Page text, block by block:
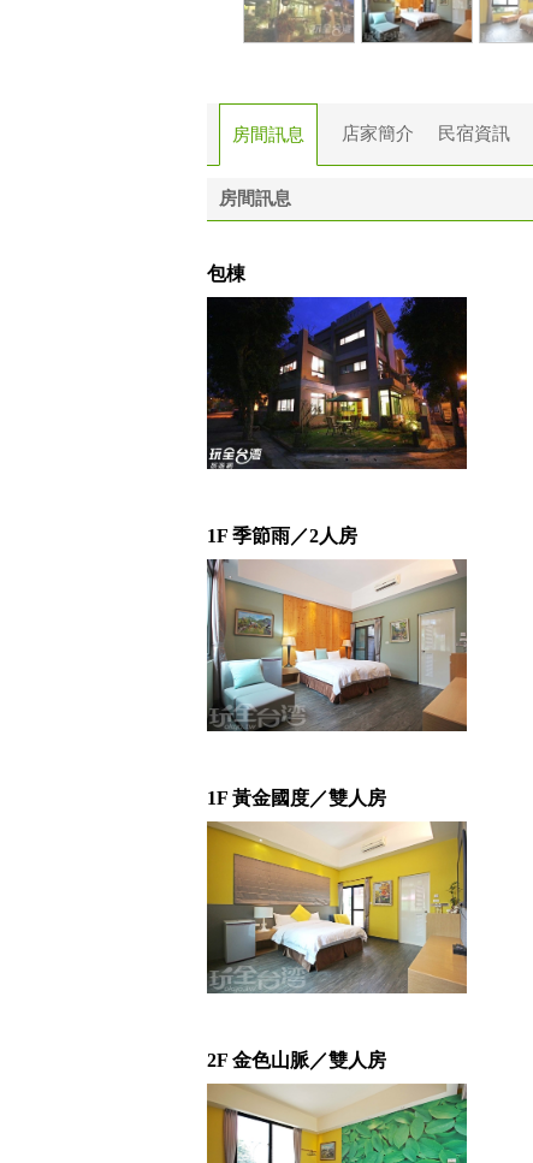
房間訊息 店家簡介 民宿資訊
房間訊息
包棟
1F 季節雨／2人房
1F 黃金國度／雙人房
2F 金色山脈／雙人房